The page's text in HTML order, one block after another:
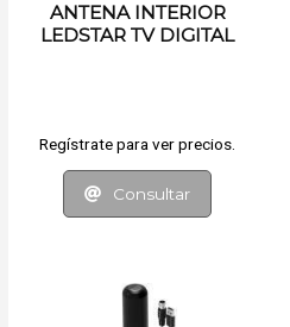
ANTENA INTERIOR
LEDSTAR TV DIGITAL
Regístrate para ver precios.
Consultar